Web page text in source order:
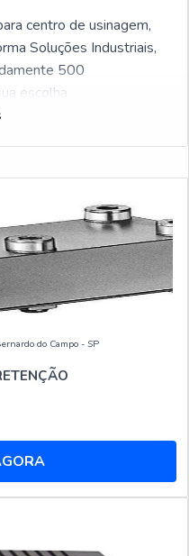
centro de usinagem,
Soluções Industriais,
500
escolha
do Campo - SP